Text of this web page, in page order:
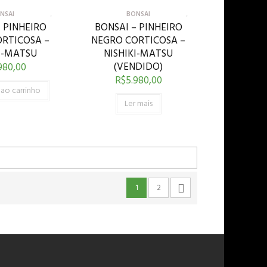
–
MATSU
carrinho
BONSAI
BONSAI – PINHEIRO
NEGRO CORTICOSA –
NISHIKI-MATSU
(VENDIDO)
R$5.980,00
Ler mais
1 2